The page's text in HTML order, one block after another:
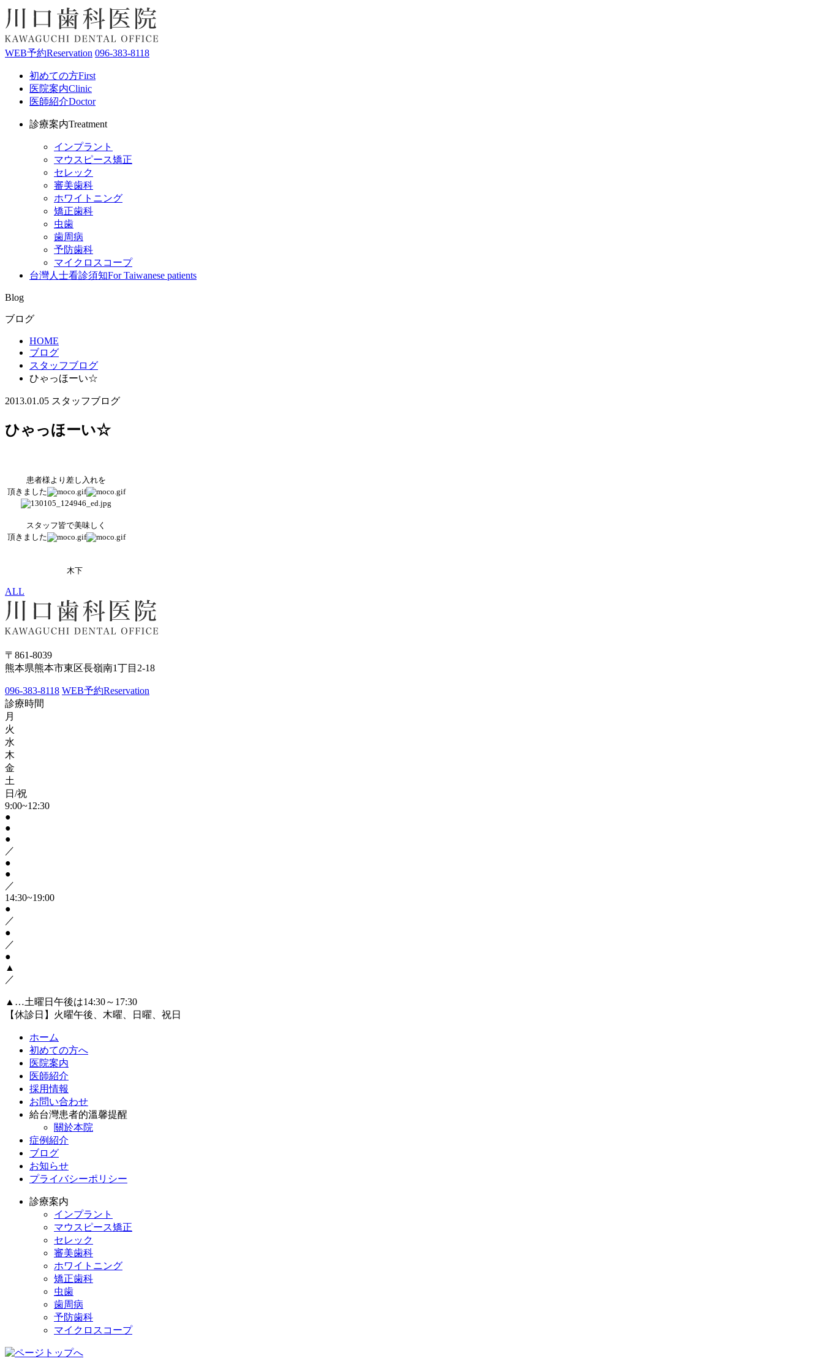
WEB予約Reservation 096-383-8118
初めての方First
医院案内Clinic
医師紹介Doctor
診療案内Treatment
インプラント
マウスピース矯正
セレック
審美歯科
ホワイトニング
矯正歯科
虫歯
歯周病
予防歯科
マイクロスコープ
台灣人士看診須知For Taiwanese patients
Blog
ブログ
HOME
ブログ
スタッフブログ
ひゃっほーい☆
2013.01.05 スタッフブログ
ひゃっほーい☆
患者様より差し入れを
頂きました
スタッフ皆で美味しく
頂きました
木下
ALL
〒861-8039
熊本県熊本市東区長嶺南1丁目2-18
096-383-8118 WEB予約Reservation
診療時間
月
火
水
木
金
土
日/祝
9:00~12:30
●
●
●
／
●
●
／
14:30~19:00
●
／
●
／
●
▲
／
▲…土曜日午後は14:30～17:30
【休診日】火曜午後、木曜、日曜、祝日
ホーム
初めての方へ
医院案内
医師紹介
採用情報
お問い合わせ
給台灣患者的溫馨提醒
關於本院
症例紹介
ブログ
お知らせ
プライバシーポリシー
診療案内
インプラント
マウスピース矯正
セレック
審美歯科
ホワイトニング
矯正歯科
虫歯
歯周病
予防歯科
マイクロスコープ